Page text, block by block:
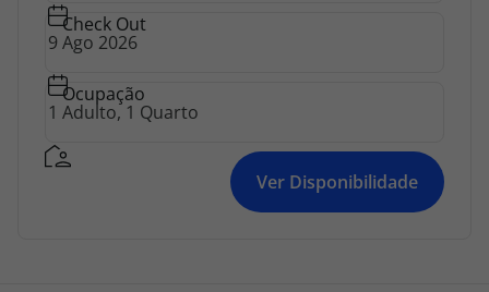
Check Out
Ocupação
Ver Disponibilidade